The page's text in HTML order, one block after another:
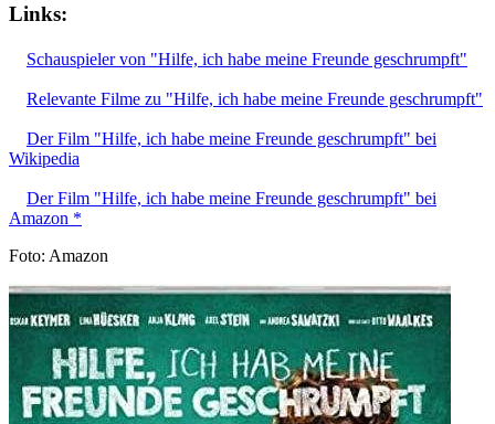
Links:
Schauspieler von "Hilfe, ich habe meine Freunde geschrumpft"
Relevante Filme zu "Hilfe, ich habe meine Freunde geschrumpft"
Der Film "Hilfe, ich habe meine Freunde geschrumpft" bei
Wikipedia
Der Film "Hilfe, ich habe meine Freunde geschrumpft" bei
Amazon *
Foto: Amazon